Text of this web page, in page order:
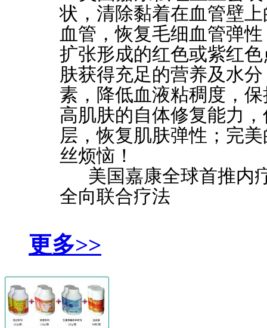
状，清除黏着在血管壁
血管，恢复毛细血管弹
扩张形成的红色或紫红
肤获得充足的营养及水
素，降低血液粘稠度，
高肌肤的自体修复能力
层，恢复肌肤弹性；完
丝烦恼！
美国嘉康全球首推内
全向联合疗法
更多>>